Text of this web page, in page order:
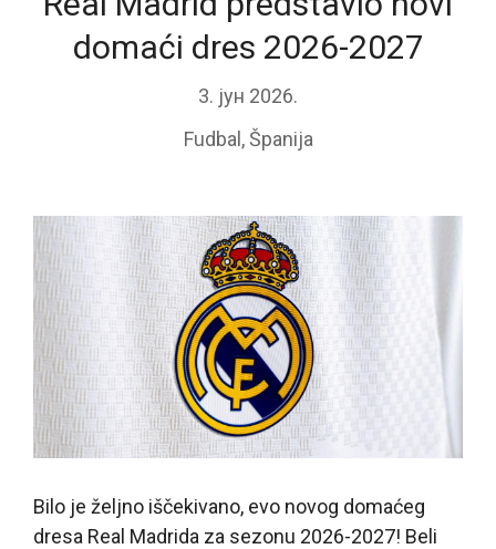
domaći dres 2026-2027
3. јун 2026.
Fudbal ,Španija
Bilo je željno iščekivano, evo novog domaćeg
dresa Real Madrida za sezonu 2026-2027! Beli